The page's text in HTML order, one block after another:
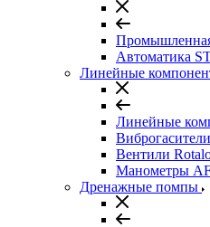
Автоматика
Линейные
Линейные
Виброгасители
Вентили
Манометры
Дренажные помпы